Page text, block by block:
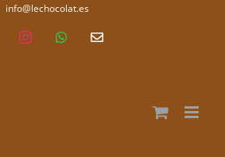
info@lechocolat.es
FacebookInstagramWhatsAppCorreo